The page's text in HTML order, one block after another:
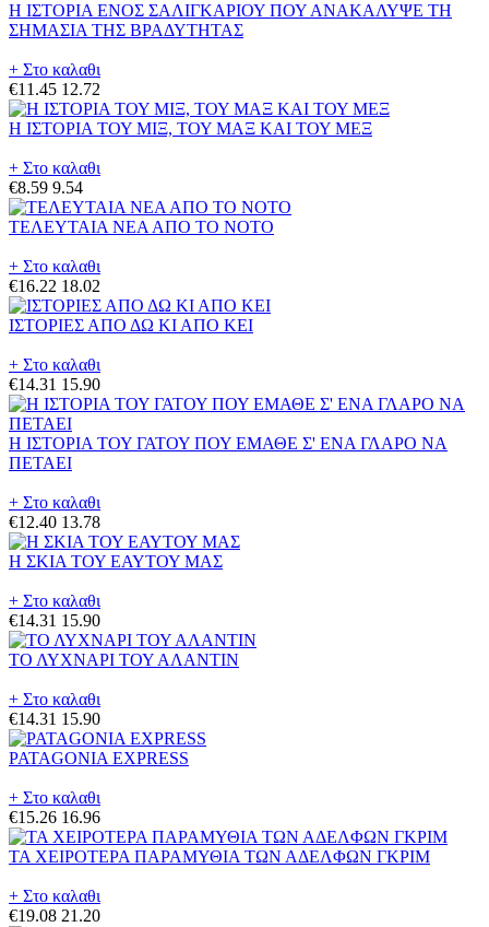
Η ΙΣΤΟΡΙΑ ΕΝΟΣ ΣΑΛΙΓΚΑΡΙΟΥ ΠΟΥ ΑΝΑΚΑΛΥΨΕ ΤΗ
ΣΗΜΑΣΙΑ ΤΗΣ ΒΡΑΔΥΤΗΤΑΣ
+ Στο καλαθι
€11.45 12.72
Η ΙΣΤΟΡΙΑ ΤΟΥ ΜΙΞ, ΤΟΥ ΜΑΞ ΚΑΙ ΤΟΥ ΜΕΞ
+ Στο καλαθι
€8.59 9.54
ΤΕΛΕΥΤΑΙΑ ΝΕΑ ΑΠΟ ΤΟ ΝΟΤΟ
+ Στο καλαθι
€16.22 18.02
ΙΣΤΟΡΙΕΣ ΑΠΟ ΔΩ ΚΙ ΑΠΟ ΚΕΙ
+ Στο καλαθι
€14.31 15.90
Η ΙΣΤΟΡΙΑ ΤΟΥ ΓΑΤΟΥ ΠΟΥ ΕΜΑΘΕ Σ' ΕΝΑ ΓΛΑΡΟ ΝΑ
ΠΕΤΑΕΙ
+ Στο καλαθι
€12.40 13.78
Η ΣΚΙΑ ΤΟΥ ΕΑΥΤΟΥ ΜΑΣ
+ Στο καλαθι
€14.31 15.90
ΤΟ ΛΥΧΝΑΡΙ ΤΟΥ ΑΛΑΝΤΙΝ
+ Στο καλαθι
€14.31 15.90
PATAGONIA EXPRESS
+ Στο καλαθι
€15.26 16.96
ΤΑ ΧΕΙΡΟΤΕΡΑ ΠΑΡΑΜΥΘΙΑ ΤΩΝ ΑΔΕΛΦΩΝ ΓΚΡΙΜ
+ Στο καλαθι
€19.08 21.20